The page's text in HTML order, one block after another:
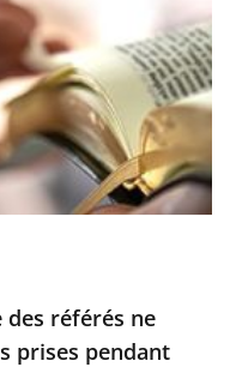
des référés ne
prises pendant